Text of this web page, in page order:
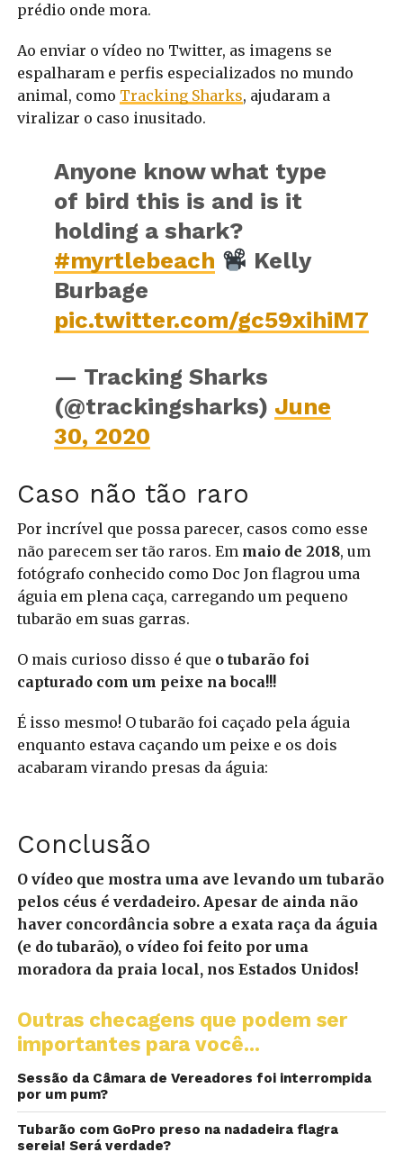
prédio onde mora.
Ao enviar o vídeo no Twitter, as imagens se
espalharam e perfis especializados no mundo
animal, como Tracking Sharks, ajudaram a
viralizar o caso inusitado.
Anyone know what type
of bird this is and is it
holding a shark?
#myrtlebeach
Kelly
Burbage
pic.twitter.com/gc59xihiM7
— Tracking Sharks
(@trackingsharks) June
30, 2020
Caso não tão raro
Por incrível que possa parecer, casos como esse
não parecem ser tão raros. Em maio de 2018, um
fotógrafo conhecido como Doc Jon flagrou uma
águia em plena caça, carregando um pequeno
tubarão em suas garras.
O mais curioso disso é que o tubarão foi
capturado com um peixe na boca!!!
É isso mesmo! O tubarão foi caçado pela águia
enquanto estava caçando um peixe e os dois
acabaram virando presas da águia:
Conclusão
O vídeo que mostra uma ave levando um tubarão
pelos céus é verdadeiro. Apesar de ainda não
haver concordância sobre a exata raça da águia
(e do tubarão), o vídeo foi feito por uma
moradora da praia local, nos Estados Unidos!
Outras checagens que podem ser
importantes para você...
Sessão da Câmara de Vereadores foi interrompida
por um pum?
Tubarão com GoPro preso na nadadeira flagra
sereia! Será verdade?